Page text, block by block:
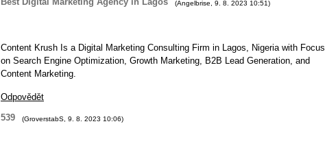
(Angelbrise 9. 8. 2023 10:51)
Content Krush Is a Digital Marketing Consulting Firm in Lagos, Nigeria with Focus
on Search Engine Optimization, Growth Marketing, B2B Lead Generation, and
Content Marketing.
Odpovědět
539
(GroverstabS 9. 8. 2023 10:06)